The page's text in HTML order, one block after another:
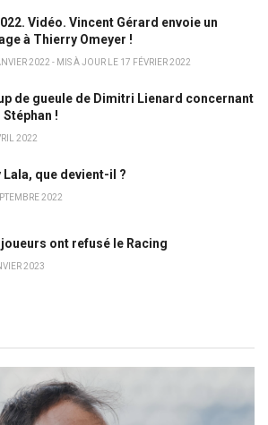
Vidéo. Vincent Gérard envoie un
à Thierry Omeyer !
2022 - MIS À JOUR LE 17 FÉVRIER 2022
de gueule de Dimitri Lienard concernant
!
2022
Lala, que devient-il ?
2022
ont refusé le Racing
2023